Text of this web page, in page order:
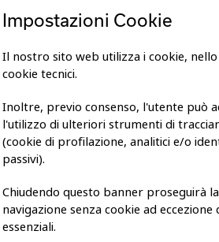
FEDERAZIONE TRASPARENTE
PRIVACY E COOKIE POLICY
Impostazioni Cookie
Il nostro sito web utilizza i cookie,
cookie tecnici.
Inoltre, previo consenso, l'utente può
l'utilizzo di ulteriori strumenti di
(cookie di profilazione, analitici e/o
passivi).
Chiudendo questo banner proseguirà la
navigazione senza cookie ad eccezione
essenziali.